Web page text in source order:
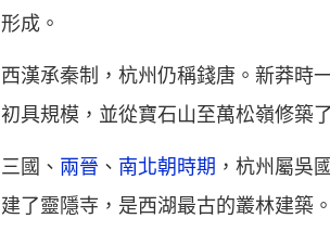
形成。
西漢承秦制，杭州仍稱錢唐。新莽時
初具規模，並從寶石山至萬松嶺修築
三國、 兩晉 、 南北朝時期 ，杭州屬吳
建了靈隱寺，是西湖最古的叢林建築